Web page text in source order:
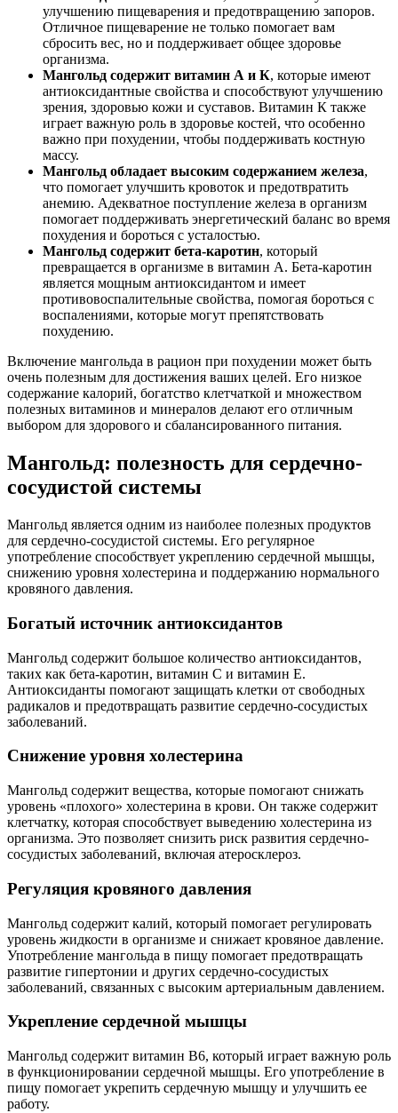
улучшению пищеварения и предотвращению запоров.
Отличное пищеварение не только помогает вам
сбросить вес, но и поддерживает общее здоровье
организма.
Мангольд содержит витамин А и К, которые имеют
антиоксидантные свойства и способствуют улучшению
зрения, здоровью кожи и суставов. Витамин К также
играет важную роль в здоровье костей, что особенно
важно при похудении, чтобы поддерживать костную
массу.
Мангольд обладает высоким содержанием железа,
что помогает улучшить кровоток и предотвратить
анемию. Адекватное поступление железа в организм
помогает поддерживать энергетический баланс во время
похудения и бороться с усталостью.
Мангольд содержит бета-каротин, который
превращается в организме в витамин A. Бета-каротин
является мощным антиоксидантом и имеет
противовоспалительные свойства, помогая бороться с
воспалениями, которые могут препятствовать
похудению.
Включение мангольда в рацион при похудении может быть
очень полезным для достижения ваших целей. Его низкое
содержание калорий, богатство клетчаткой и множеством
полезных витаминов и минералов делают его отличным
выбором для здорового и сбалансированного питания.
Мангольд: полезность для сердечно-
сосудистой системы
Мангольд является одним из наиболее полезных продуктов
для сердечно-сосудистой системы. Его регулярное
употребление способствует укреплению сердечной мышцы,
снижению уровня холестерина и поддержанию нормального
кровяного давления.
Богатый источник антиоксидантов
Мангольд содержит большое количество антиоксидантов,
таких как бета-каротин, витамин С и витамин Е.
Антиоксиданты помогают защищать клетки от свободных
радикалов и предотвращать развитие сердечно-сосудистых
заболеваний.
Снижение уровня холестерина
Мангольд содержит вещества, которые помогают снижать
уровень «плохого» холестерина в крови. Он также содержит
клетчатку, которая способствует выведению холестерина из
организма. Это позволяет снизить риск развития сердечно-
сосудистых заболеваний, включая атеросклероз.
Регуляция кровяного давления
Мангольд содержит калий, который помогает регулировать
уровень жидкости в организме и снижает кровяное давление.
Употребление мангольда в пищу помогает предотвращать
развитие гипертонии и других сердечно-сосудистых
заболеваний, связанных с высоким артериальным давлением.
Укрепление сердечной мышцы
Мангольд содержит витамин B6, который играет важную роль
в функционировании сердечной мышцы. Его употребление в
пищу помогает укрепить сердечную мышцу и улучшить ее
работу.